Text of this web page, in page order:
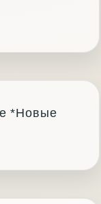
*Новые